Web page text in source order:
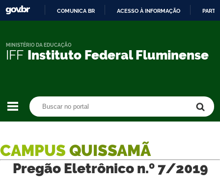
CONTEÚDO
COMUNICA BR ACESSO À INFORMAÇÃO
IFF Instituto Federal Fluminense
MINISTÉRIO DA EDUCAÇÃO
CAMPUS QUISSAMÃ
Pregão Eletrônico n.º 7/2019